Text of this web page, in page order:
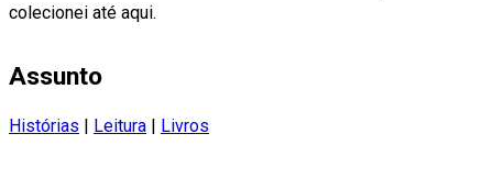
colecionei até aqui.
Assunto
Histórias Leitura Livros